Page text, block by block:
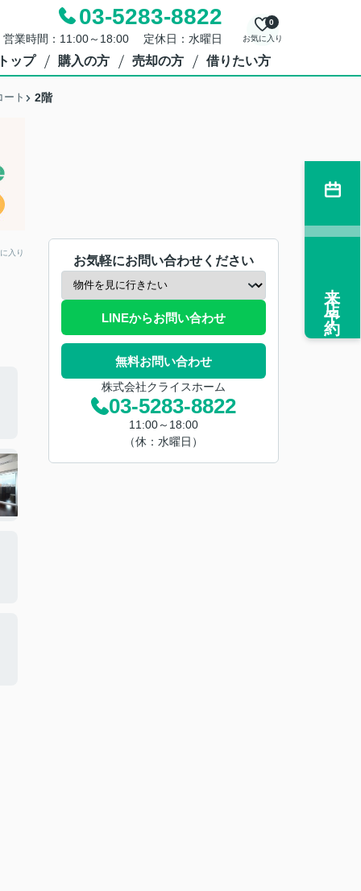
03-5283-8822
営業時間：11:00～18:00 定休日：水曜日 お気に入り
0
ップ 購入の方 売却の方 借りたい方
ト 2階
入り
お気軽にお問い合わせください
LINEからお問い合わせ
無料お問い合わせ
株式会社クライスホーム
03-5283-8822
11:00～18:00
（休：水曜日）
来店予約